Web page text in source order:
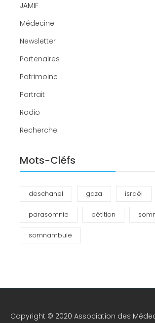
JAMIF
Médecine
Newsletter
Partenaires
Patrimoine
Portrait
Radio
Recherche
Mots-Cléfs
deschanel gaza israël
parasomnie pétition
somnambule
Copyright © 2020 Association des